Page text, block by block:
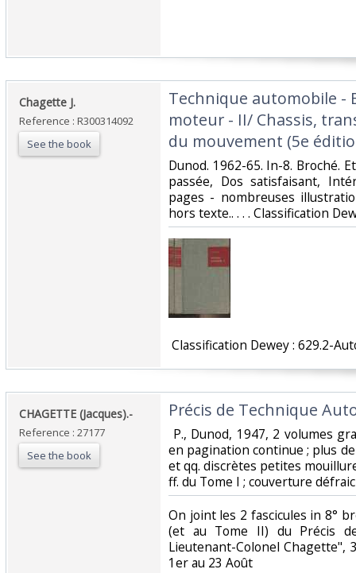
‎Chagette J.‎
Reference : R300314092
See the book
‎Technique automobile -
moteur - II/ Chassis,
du mouvement (5e
‎Dunod. 1962-65. In-8. Broché.
passée, Dos satisfaisant,
pages - nombreuses
hors texte.. . . . Classification
Classification Dewey : 629.2-
‎CHAGETTE (Jacques).-‎
Reference : 27177
See the book
‎Précis de Technique
P., Dunod, 1947, 2 volumes
en pagination continue ; plus
et qq. discrètes petites
ff. du Tome I ; couverture
‎On joint les 2 fascicules in 8°
(et au Tome II) du Précis
Lieutenant-Colonel Chagette",
1er au 23 Août‎